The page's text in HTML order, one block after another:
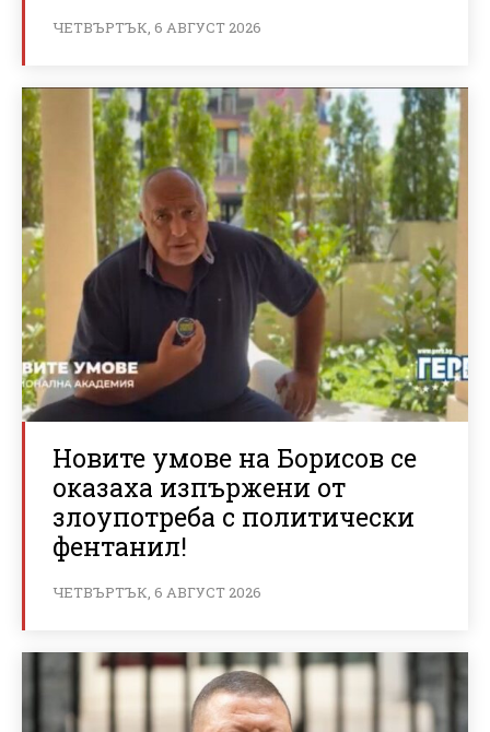
ЧЕТВЪРТЪК, 6 АВГУСТ 2026
Новите умове на Борисов се
оказаха изпържени от
злоупотреба с политически
фентанил!
ЧЕТВЪРТЪК, 6 АВГУСТ 2026